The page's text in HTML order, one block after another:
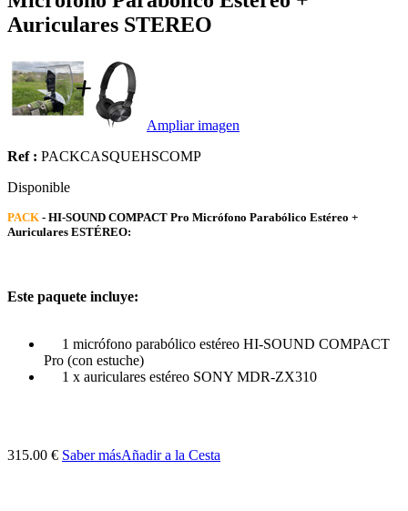
Auriculares STEREO
Ampliar imagen
Ref : PACKCASQUEHSCOMP
Disponible
PACK - HI-SOUND COMPACT Pro Micrófono Parabólico Estéreo +
Auriculares ESTÉREO:
Este paquete incluye:
1 micrófono parabólico estéreo HI-SOUND COMPACT
Pro (con estuche)
1 x auriculares estéreo SONY MDR-ZX310
315.00 € Saber másAñadir a la Cesta